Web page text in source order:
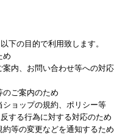
下の目的で利用致します。
め
案内、お問い合わせ等への対応
のご案内のため
ショップの規約、ポリシー等
する行為に対する対応のため
約等の変更などを通知するため